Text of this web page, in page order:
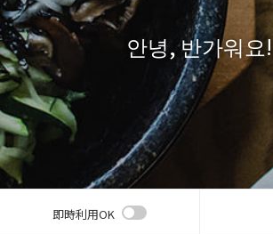
体)
文 (台灣)
안녕, 반가워요!
即時利用OK